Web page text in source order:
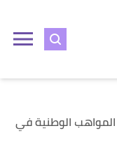
الوطنية في